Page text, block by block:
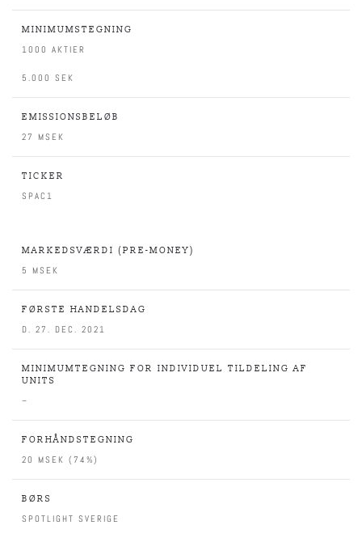
MINIMUMSTEGNING
1000 AKTIER
5.000 SEK
EMISSIONSBELØB
27 MSEK
TICKER
SPAC1
MARKEDSVÆRDI (PRE-MONEY)
5 MSEK
FØRSTE HANDELSDAG
D. 27. DEC. 2021
MINIMUMTEGNING FOR INDIVIDUEL TILDELING AF
UNITS
–
FORHÅNDSTEGNING
20 MSEK (74%)
BØRS
SPOTLIGHT SVERIGE